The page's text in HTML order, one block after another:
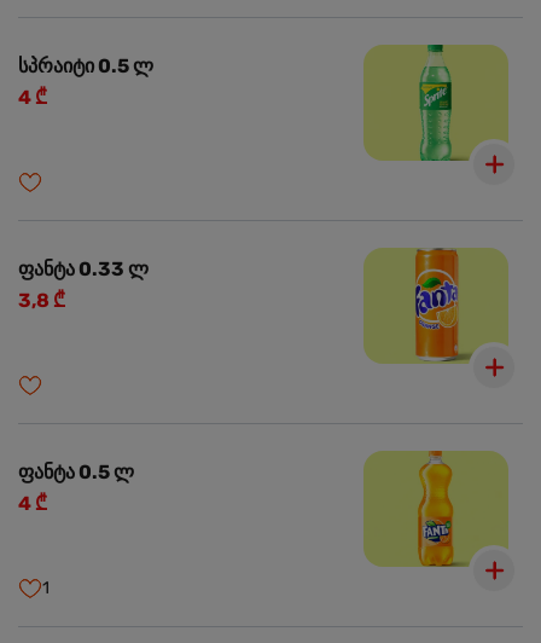
სპრაიტი 0.5 ლ
4 ₾
ფანტა 0.33 ლ
3,8 ₾
ფანტა 0.5 ლ
4 ₾
1